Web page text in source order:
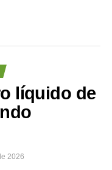
líquido de
2026